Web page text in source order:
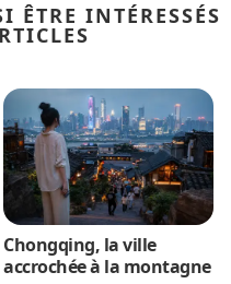
ÊTRE INTÉRESSÉS
Chongqing, la ville
accrochée à la montagne